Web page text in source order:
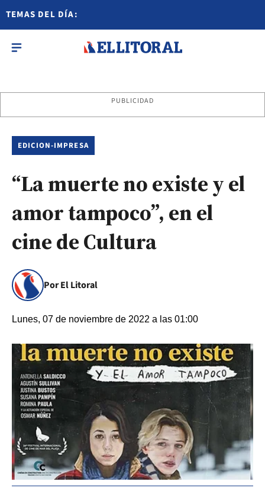
TEMAS DEL DÍA:
PUBLICIDAD
EDICION-IMPRESA
“La muerte no existe y el
amor tampoco”, en el
cine de Cultura
Por El Litoral
Lunes, 07 de noviembre de 2022 a las 01:00